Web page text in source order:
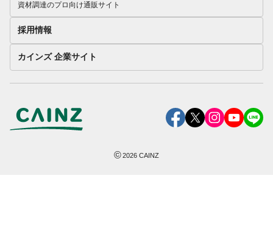
資材調達のプロ向け通販サイト
採用情報
カインズ 企業サイト
©2026 CAINZ